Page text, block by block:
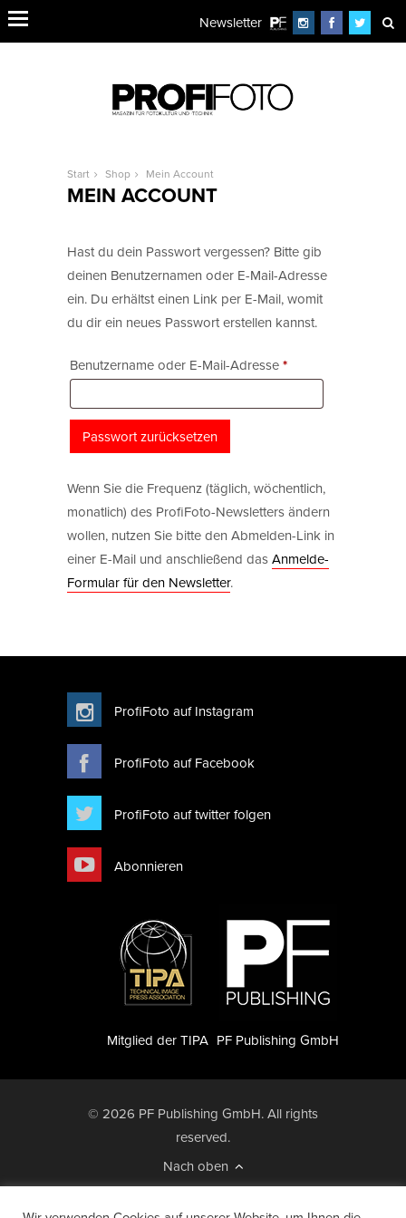
Newsletter
Start Shop Mein Account
MEIN ACCOUNT
Hast du dein Passwort vergessen? Bitte gib
deinen Benutzernamen oder E-Mail-Adresse
ein. Du erhältst einen Link per E-Mail, womit
du dir ein neues Passwort erstellen kannst.
Benutzername oder E-Mail-Adresse*
Passwort zurücksetzen
Wenn Sie die Frequenz (täglich, wöchentlich,
monatlich) des ProfiFoto-Newsletters ändern
wollen, nutzen Sie bitte den Abmelden-Link in
einer E-Mail und anschließend dasAnmelde-
Formular für den Newsletter.
ProfiFoto auf Instagram
ProfiFoto auf Facebook
ProfiFoto auf twitter folgen
Abonnieren
PF Publishing GmbH
Mitglied der TIPA
© 2026 PF Publishing GmbH. All rights
reserved.
Nach oben